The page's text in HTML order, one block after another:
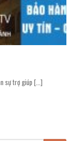
sự trợ giúp [...]